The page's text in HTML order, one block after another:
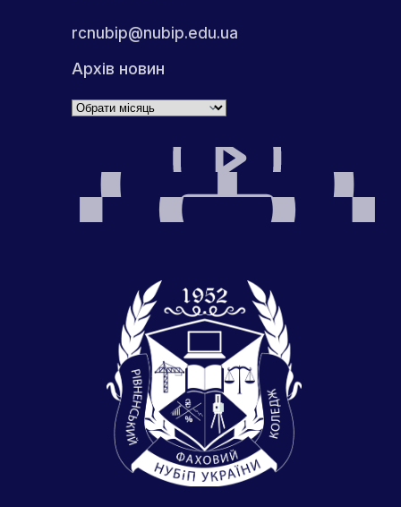
rcnubip@nubip.edu.ua
Архів новин
Архіви